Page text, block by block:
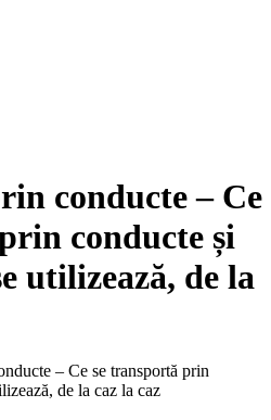
conducte – Ce
conducte și
utilizează, de la
– Ce se transportă prin
de la caz la caz